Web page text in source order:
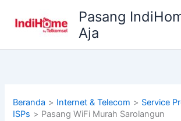
Pasang
Aja
Beranda Internet & Telecom
Service
ISPs
Pasang WiFi Murah Sarolangun